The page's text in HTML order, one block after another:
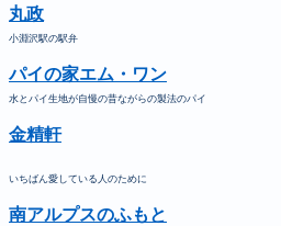
丸政
小淵沢駅の駅弁
パイの家エム・ワン
水とパイ生地が自慢の昔ながらの製法のパイ
金精軒
いちばん愛している人のために
南アルプスのふもと